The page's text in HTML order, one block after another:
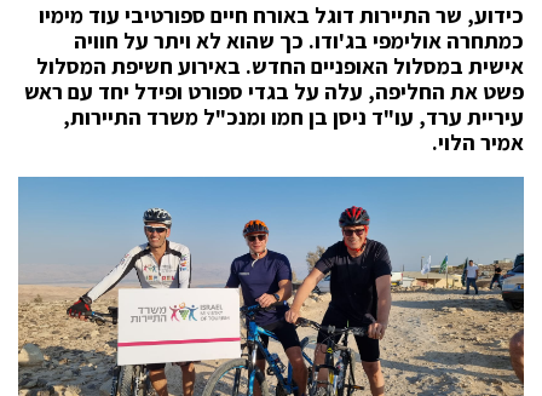
כידוע, שר התיירות דוגל באורח חיים ספורטיבי עוד מימיו
כמתחרה אולימפי בג'ודו. כך שהוא לא ויתר על חוויה
אישית במסלול האופניים החדש. באירוע חשיפת המסלול
פשט את החליפה, עלה על בגדי ספורט ופידל יחד עם ראש
עיריית ערד, עו"ד ניסן בן חמו ומנכ"ל משרד התיירות,
אמיר הלוי.